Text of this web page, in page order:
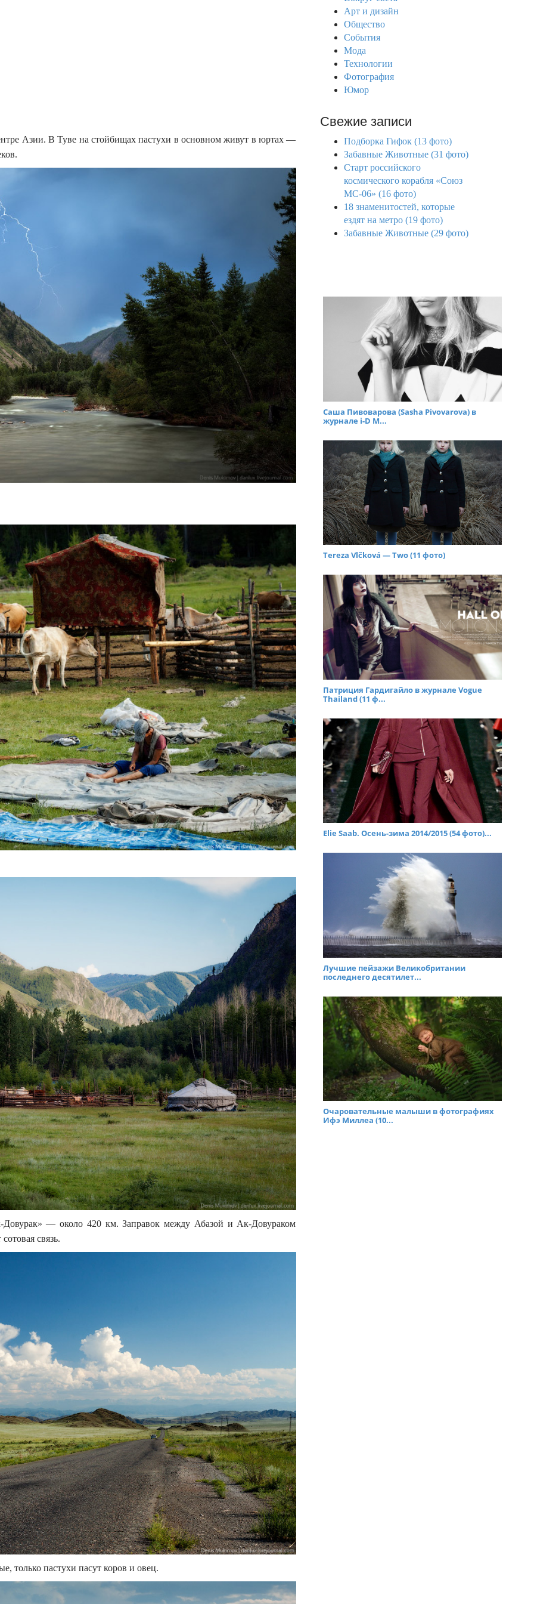
Азии. В Туве на стойбищах пастухи в основном живут в юртах —
— около 420 км. Заправок между Абазой и Ак-Довураком
связь.
только пастухи пасут коров и овец.
Арт и дизайн
Общество
События
Мода
Технологии
Фотография
Юмор
Свежие записи
Подборка Гифок (13 фото)
Забавные Животные (31 фото)
Старт российского
космического корабля «Союз
МС-06» (16 фото)
18 знаменитостей, которые
ездят на метро (19 фото)
Забавные Животные (29 фото)
Саша Пивоварова (Sasha Pivovarova) в
журнале i-D M...
Tereza Vlčková — Two (11 фото)
Патриция Гардигайло в журнале Vogue
Thailand (11 ф...
Elie Saab. Осень-зима 2014/2015 (54 фото)...
Лучшие пейзажи Великобритании
последнего десятилет...
Очаровательные малыши в фотографиях
Ифэ Миллеа (10...